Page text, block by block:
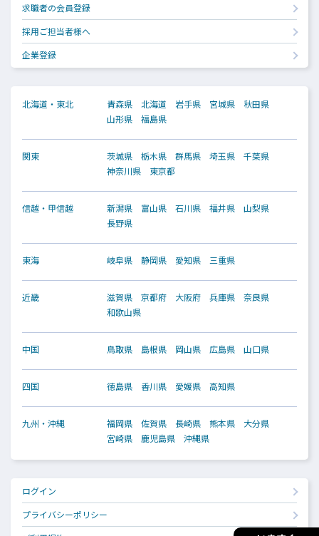
求職者の会員登録
採用ご担当者様へ
企業登録
北海道・東北 青森県 北海道 岩手県 宮城県
秋田県
山形県
福島県
関東 茨城県 栃木県 群馬県 埼玉県
千葉県
神奈川県
東京都
信越・甲信越 新潟県 富山県 石川県 福井県
山梨県
長野県
東海 岐阜県 静岡県 愛知県 三重県
近畿 滋賀県 京都府 大阪府 兵庫県
奈良県
和歌山県
中国 鳥取県 島根県 岡山県 広島県 山口県
四国 徳島県 香川県 愛媛県 高知県
九州・沖縄 福岡県 佐賀県 長崎県 熊本県
大分県
宮崎県
鹿児島県 沖縄県
ログイン
プライバシーポリシー